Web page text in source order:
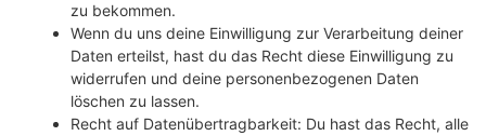
zu bekommen.
Wenn du uns deine Einwilligung zur Verarbeitung deiner
Daten erteilst, hast du das Recht diese Einwilligung zu
widerrufen und deine personenbezogenen Daten
löschen zu lassen.
Recht auf Datenübertragbarkeit: Du hast das Recht, alle